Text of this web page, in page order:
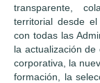
transparente,
territorial desde
con todas las
la actualización
corporativa, la
formación, la